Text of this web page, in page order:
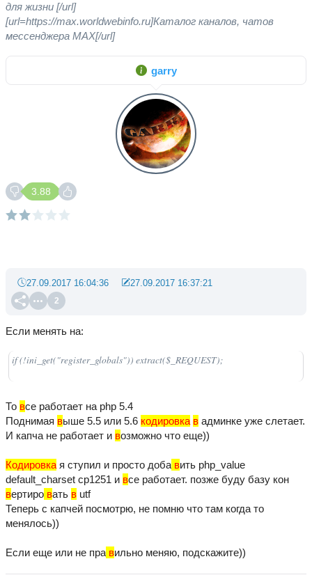
для жизни [/url]
[url=https://max.worldwebinfo.ru]Каталог каналов, чатов
мессенджера MAX[/url]
garry
3.88
2
27.09.2017 16:04:36 27.09.2017 16:37:21
Если менять на:
if (!ini_get("register_globals")) extract($_REQUEST);
То все работает на php 5.4
Поднимая выше 5.5 или 5.6 кодировка в админке уже слетает.
И капча не работает и возможно что еще))
Кодировка я ступил и просто доба вить php_value
default_charset cp1251 и все работает. позже буду базу кон
вертиро вать в utf
Теперь с капчей посмотрю, не помню что там когда то
менялось))
Если еще или не пра вильно меняю, подскажите))